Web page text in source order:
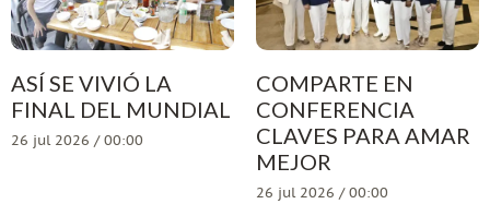
ASÍ SE VIVIÓ LA
FINAL DEL MUNDIAL
26 jul 2026 / 00:00
COMPARTE EN
CONFERENCIA
CLAVES PARA AMAR
MEJOR
26 jul 2026 / 00:00